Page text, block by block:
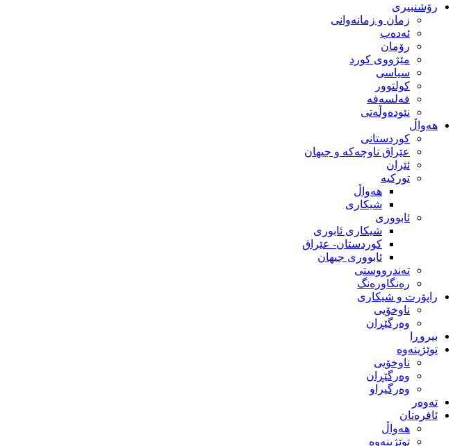
رۆشنبیری
زمان و زمانه‌وانی
ئەدەب
رۆمان
مێژووى کورد
سیاسى
کولتوور
فەلسەفە
نێودەوڵەتی
هەواڵ
کوردستانی
عێراق ناوچەکە و جیهان
ئێران
تورکیە
هەواڵ
شیکاری
ئابووری
شیکاری ئابوری
کوردستان- عێراق
ئابووری جیهان
تەندرووستی
رەنگاورەنگ
راپۆرت و شیکاری
ناوخۆیی
وەرگێڕان
بیروڕا
توێژینەوە
ناوخۆیی
وەرگێڕان
وەرگیراو
تەوەر
ئافرەتان
هەواڵ
توێژینەوە